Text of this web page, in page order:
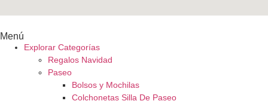
Menú
Explorar Categorías
Regalos Navidad
Paseo
Bolsos y Mochilas
Colchonetas Silla De Paseo